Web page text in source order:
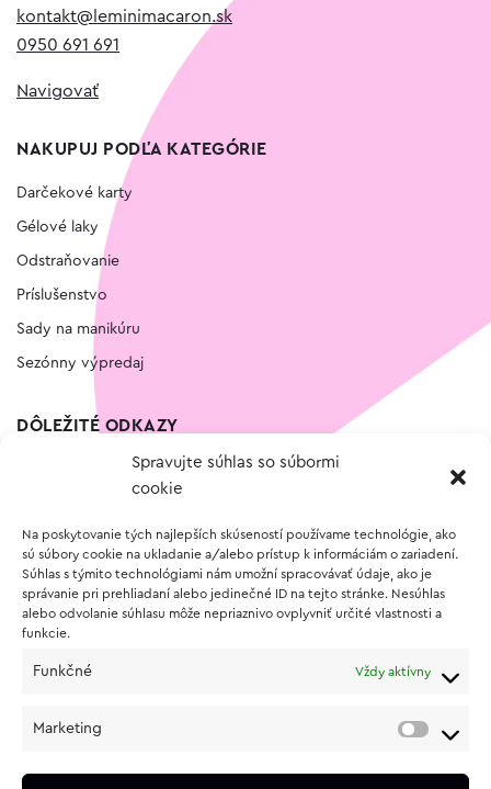
Spravujte súhlas so súbormi
cookie
Na poskytovanie tých najlepších skúseností používame technológie, ako
sú súbory cookie na ukladanie a/alebo prístup k informáciám o zariadení.
Súhlas s týmito technológiami nám umožní spracovávať údaje, ako je
správanie pri prehliadaní alebo jedinečné ID na tejto stránke. Nesúhlas
alebo odvolanie súhlasu môže nepriaznivo ovplyvniť určité vlastnosti a
funkcie.
Funkčné Vždy aktívny
Marketing
kontakt@leminimacaron.sk
0950 691 691
Navigovať
NAKUPUJ PODĽA KATEGÓRIE
Darčekové karty
Gélové laky
Odstraňovanie
Príslušenstvo
Sady na manikúru
Sezónny výpredaj
DÔLEŽITÉ ODKAZY
Vernostný program
O NÁKUPE
Vrátenie a reklamácia tovaru